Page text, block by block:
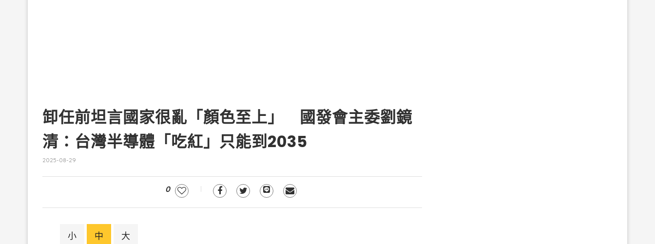
卸任前坦言國家很亂「顏色至上」 國發會主委劉鏡
清：台灣半導體「吃紅」只能到2035
2025-08-29
0
小 中 大